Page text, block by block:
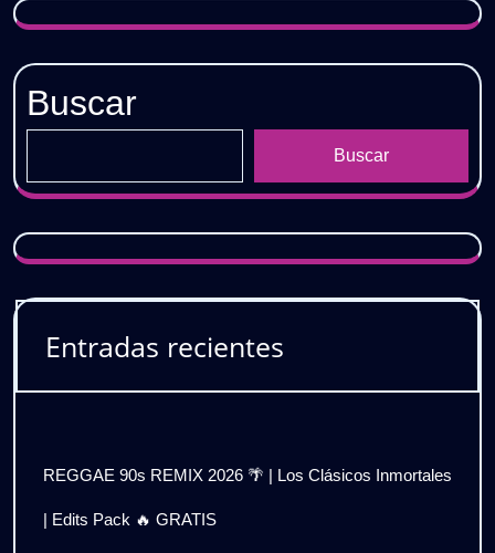
Buscar
Buscar
Entradas recientes
REGGAE 90s REMIX 2026 🌴 | Los Clásicos Inmortales
| Edits Pack 🔥 GRATIS